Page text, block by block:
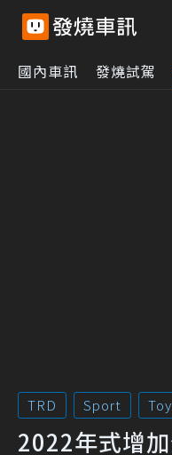
國內車訊 發燒試駕
TRD Sport
2022年式增